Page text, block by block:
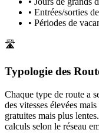
• Entrées/sorties
• Périodes de
🛣️
Typologie des
Chaque type de route a
des vitesses élevées
gratuites mais plus
calculs selon le réseau